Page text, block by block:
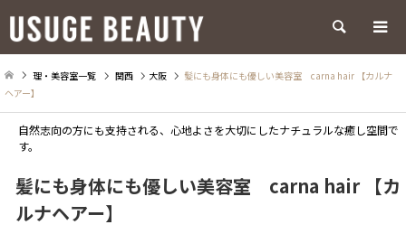
検索
理・美容室一覧 関西 大阪
髪にも身体にも優しい美容室 carna hair 【カルナ
ヘアー】
自然志向の方にも支持される、心地よさを大切にしたナチュラルな癒し空間で
す。
髪にも身体にも優しい美容室 carna hair 【カ
ルナヘアー】